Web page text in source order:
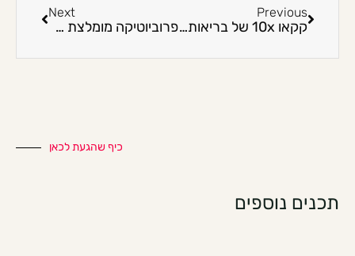
Previous
קקאו 10x של בריאותלי – כתבה 2
Next
פרוביוטיקה מומלצת לנשים: איך לבחור נכון ב-2026
כיף שהגעת לכאן
תכנים נוספים